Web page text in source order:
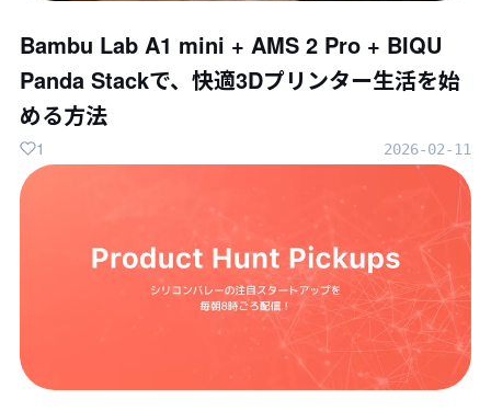
Bambu Lab A1 mini + AMS 2 Pro + BIQU
Panda Stackで、快適3Dプリンター生活を始
める方法
2026-02-11
1